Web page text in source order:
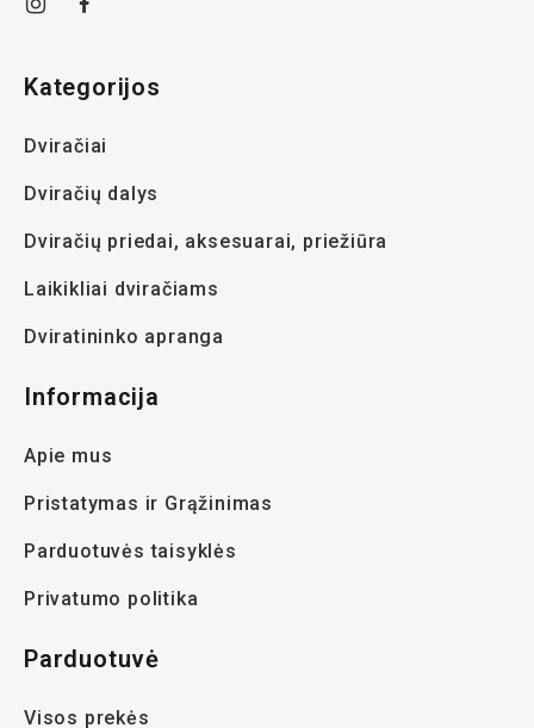
Kategorijos
Dviračiai
Dviračių dalys
Dviračių priedai, aksesuarai, priežiūra
Laikikliai dviračiams
Dviratininko apranga
Informacija
Apie mus
Pristatymas ir Grąžinimas
Parduotuvės taisyklės
Privatumo politika
Parduotuvė
Visos prekės